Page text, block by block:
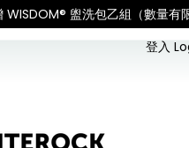
盥洗包乙組（數量有
登入